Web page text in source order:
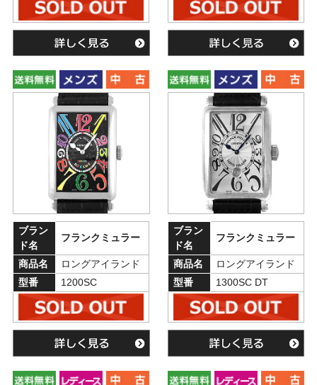
ブラン
ド名
フランクミュラー
商品名
ロングアイランド
型番
1200SC
ブラン
ド名
フランクミュラー
商品名
ロングアイランド
型番
1300SC DT